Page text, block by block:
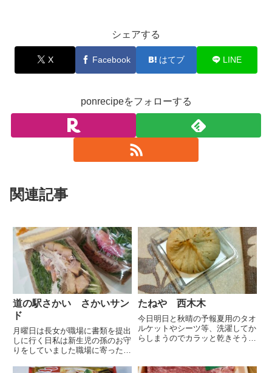
シェアする
X Facebook はてブ LINE
ponrecipeをフォローする
関連記事
道の駅さかい さかいサン
ド
月曜日は長女が職場に書類を提出
しに行く日私は新生児の孫のお守
りをしていました職場に寄った帰
サンドを買ってくるねと言って出
たねや 西木木
今日明日と秋晴の予報夏用のタオ
ルケットやシーツ等、洗濯してか
らしまうのでカラッと乾きそうで
何だか得をした気分です昨夜は夫